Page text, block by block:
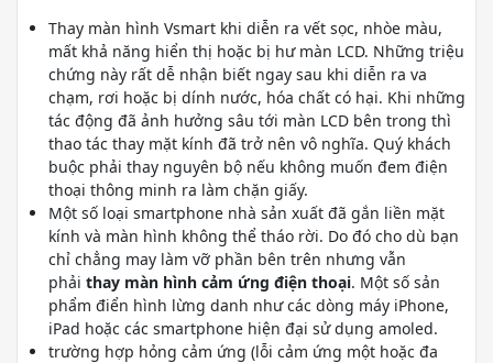
Thay màn hình Vsmart khi diễn ra vết sọc, nhòe màu,
mất khả năng hiển thị hoặc bị hư màn LCD. Những triệu
chứng này rất dễ nhận biết ngay sau khi diễn ra va
chạm, rơi hoặc bị dính nước, hóa chất có hại. Khi những
tác động đã ảnh hưởng sâu tới màn LCD bên trong thì
thao tác thay mặt kính đã trở nên vô nghĩa. Quý khách
buộc phải thay nguyên bộ nếu không muốn đem điện
thoại thông minh ra làm chặn giấy.
Một số loại smartphone nhà sản xuất đã gắn liền mặt
kính và màn hình không thể tháo rời. Do đó cho dù bạn
chỉ chẳng may làm vỡ phần bên trên nhưng vẫn
phải thay màn hình cảm ứng điện thoại. Một số sản
phẩm điển hình lừng danh như các dòng máy iPhone,
iPad hoặc các smartphone hiện đại sử dụng amoled.
trường hợp hỏng cảm ứng (lỗi cảm ứng một hoặc đa